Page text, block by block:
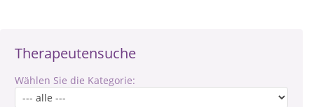
Therapeutensuche
Wählen Sie die Kategorie: